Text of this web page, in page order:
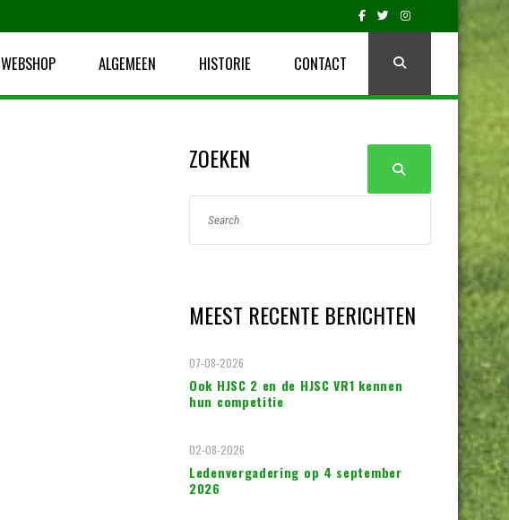
WEBSHOP ALGEMEEN HISTORIE CONTACT
ZOEKEN
MEEST RECENTE BERICHTEN
Ook HJSC 2 en de HJSC VR1 kennen
hun competitie
07-08-2026
Ledenvergadering op 4 september
2026
02-08-2026